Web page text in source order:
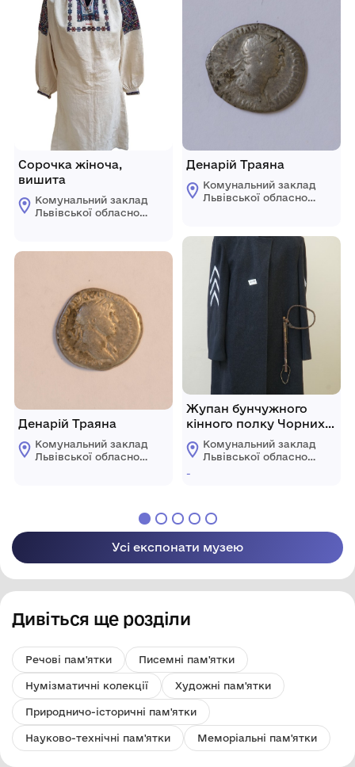
Сорочка жіноча,
вишита
Комунальний заклад
Львівської обласної
Денарій Траяна
Комунальний заклад
Львівської обласної
Денарій Траяна
Комунальний заклад
Львівської обласної
Жупан бунчужного
кінного полку Чорних
запорожців
(реконструкція)
Комунальний заклад
Львівської обласної
-
Усі експонати музею
Дивіться ще розділи
Речові пам'ятки Писемні пам'ятки
Нумізматичні колекції Художні пам'ятки
Природничо-історичні пам'ятки
Науково-технічні пам'ятки Меморіальні пам'ятки